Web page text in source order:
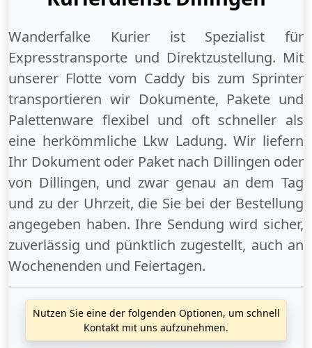
Wanderfalke Kurier ist Spezialist für
Expresstransporte und Direktzustellung. Mit
unserer Flotte vom Caddy bis zum Sprinter
transportieren wir Dokumente, Pakete und
Palettenware flexibel und oft schneller als
eine herkömmliche Lkw Ladung. Wir liefern
Ihr Dokument oder Paket nach Dillingen oder
von Dillingen, und zwar genau an dem Tag
und zu der Uhrzeit, die Sie bei der Bestellung
angegeben haben. Ihre Sendung wird sicher,
zuverlässig und pünktlich zugestellt, auch an
Wochenenden und Feiertagen.
Nutzen Sie eine der folgenden Optionen, um schnell
Kontakt mit uns aufzunehmen.